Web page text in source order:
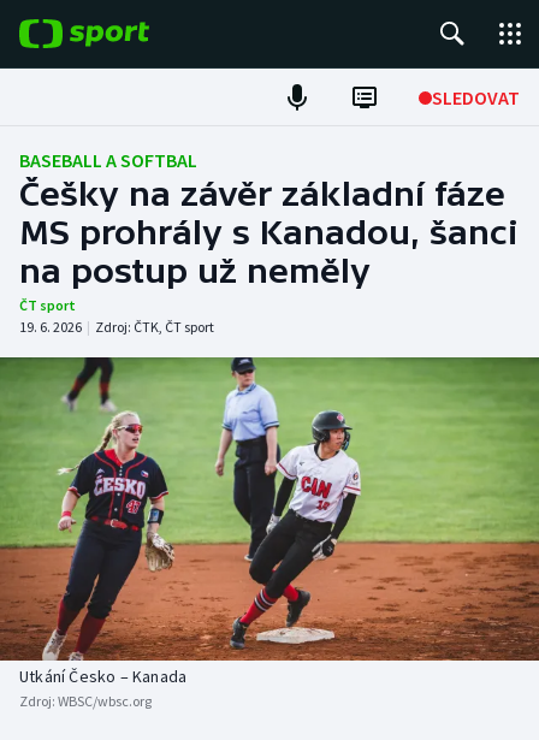
SLEDOVAT
Fotbal
Hokej
Tenis
Atletika
Cyklistika
DALŠÍ SPORTY
Americký fotbal
Baseball a softbal
Basketbal
Biatlon
NEPŘEHLÉDNĚTE
Soutěže
Historické návraty
Aplikace ČT sport
BASEBALL A SOFTBAL
Češky na závěr základní fáze
MS prohrály s Kanadou, šanci
na postup už neměly
ČT sport
19. 6. 2026 | Zdroj: ČTK, ČT sport
Utkání Česko – Kanada
Zdroj: WBSC/wbsc.org